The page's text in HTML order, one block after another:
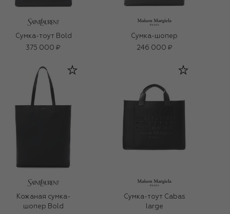
Сумка-тоут Bold
375 000 ₽
Сумка-шопер
246 000 ₽
Кожаная сумка-
шопер Bold
Сумка-тоут Cabas
large